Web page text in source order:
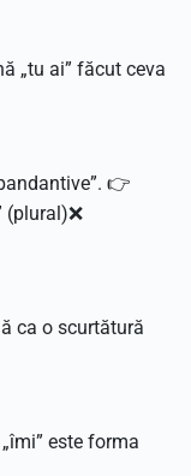
„tu ai” făcut ceva
👉
(plural)❌
ca o scurtătură
este forma